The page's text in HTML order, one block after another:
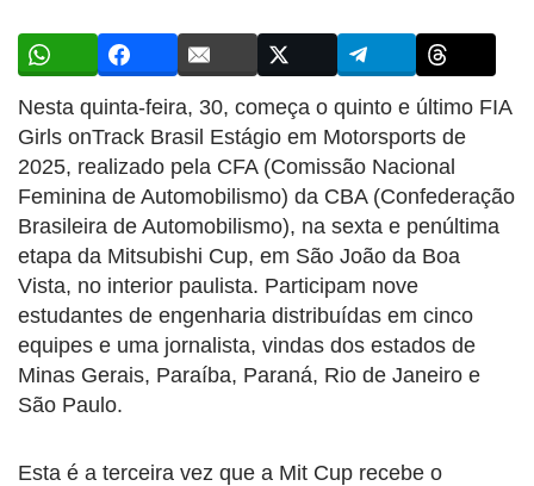
Nesta quinta-feira, 30, começa o quinto e último FIA
Girls onTrack Brasil Estágio em Motorsports de
2025, realizado pela CFA (Comissão Nacional
Feminina de Automobilismo) da CBA (Confederação
Brasileira de Automobilismo), na sexta e penúltima
etapa da Mitsubishi Cup, em São João da Boa
Vista, no interior paulista. Participam nove
estudantes de engenharia distribuídas em cinco
equipes e uma jornalista, vindas dos estados de
Minas Gerais, Paraíba, Paraná, Rio de Janeiro e
São Paulo.
Esta é a terceira vez que a Mit Cup recebe o